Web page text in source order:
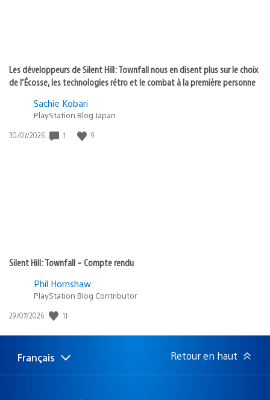
Les développeurs de Silent Hill: Townfall nous en disent plus sur le choix
de l’Écosse, les technologies rétro et le combat à la première personne
Sachie Kobari
PlayStation.Blog Japan
Date
30/07/2026 1 9
Silent Hill: Townfall – Compte rendu
Phil Hornshaw
PlayStation Blog Contributor
Date
publication
29/07/2026 11
Choisir
une
Région
actuelle
Français Retour en haut